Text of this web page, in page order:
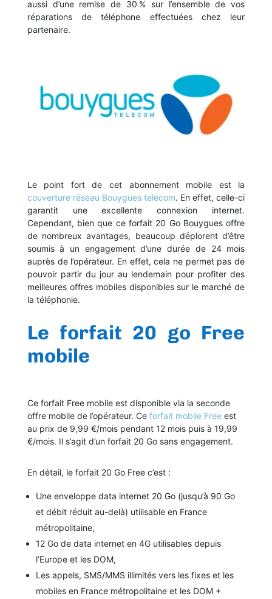
aussi d’une remise de 30 % sur l’ensemble de vos
réparations de téléphone effectuées chez leur
partenaire.
Le point fort de cet abonnement mobile est la
couverture réseau Bouygues telecom. En effet, celle-ci
garantit une excellente connexion internet.
Cependant, bien que ce forfait 20 Go Bouygues offre
de nombreux avantages, beaucoup déplorent d’être
soumis à un engagement d’une durée de 24 mois
auprès de l’opérateur. En effet, cela ne permet pas de
pouvoir partir du jour au lendemain pour profiter des
meilleures offres mobiles disponibles sur le marché de
la téléphonie.
Le forfait 20 go Free
mobile
Ce forfait Free mobile est disponible via la seconde
offre mobile de l’opérateur. Ce forfait mobile Freeest
au prix de 9,99 €/mois pendant 12 mois puis à 19,99
€/mois. Il s’agit d’un forfait 20 Go sans engagement.
En détail, le forfait 20 Go Free c’est :
Une enveloppe data internet 20 Go (jusqu’à 90 Go
et débit réduit au-delà) utilisable en France
métropolitaine,
12 Go de data internet en 4G utilisables depuis
l’Europe et les DOM,
Les appels, SMS/MMS illimités vers les fixes et les
mobiles en France métropolitaine et les DOM +